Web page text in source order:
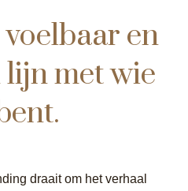
en
met wie
draait om het verhaal